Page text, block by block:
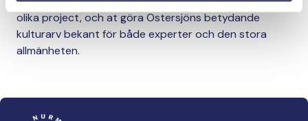
olika project, och at göra Östersjöns betydande
kulturarv bekant för både experter och den stora
allmänheten.